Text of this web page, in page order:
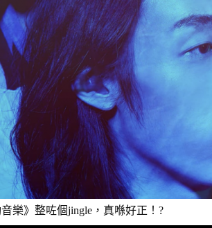
樂》整咗個jingle，真喺好正！?